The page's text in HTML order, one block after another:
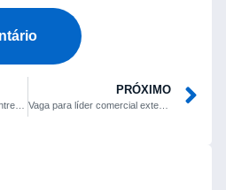
PRÓXIMO
Vaga para líder comercial externo é anunciada para Natal e Mossoró